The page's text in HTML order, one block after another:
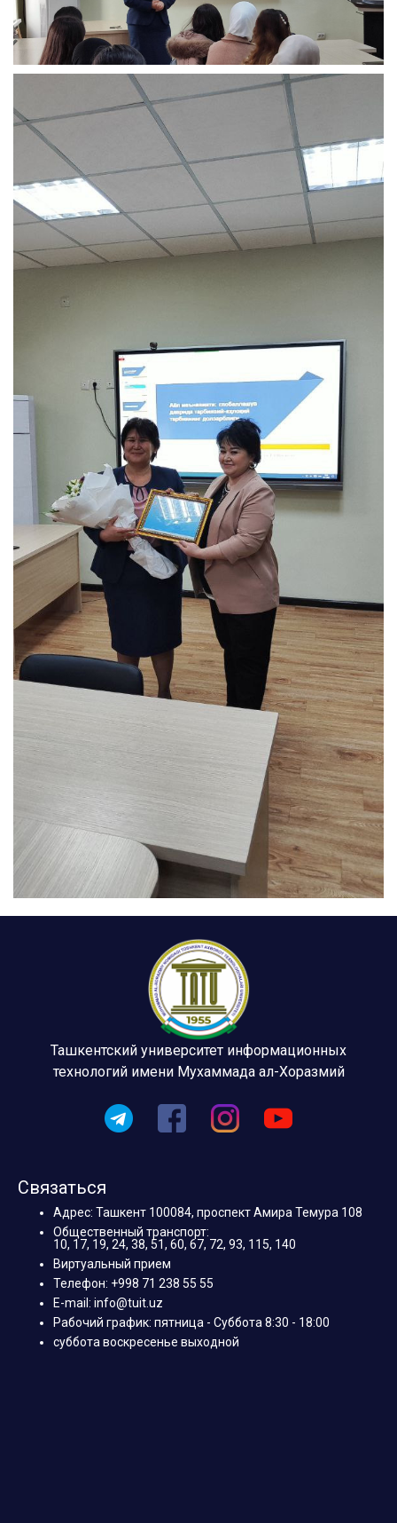
Ташкентский университет информационных
технологий имени Мухаммада ал-Хоразмий
Связаться
Адрес: Ташкент 100084, проспект Амира Темура 108
Общественный транспорт:
10, 17, 19, 24, 38, 51, 60, 67, 72, 93, 115, 140
Виртуальный прием
Телефон: +998 71 238 55 55
E-mail: info@tuit.uz
Рабочий график: пятница - Суббота 8:30 - 18:00
суббота воскресенье выходной